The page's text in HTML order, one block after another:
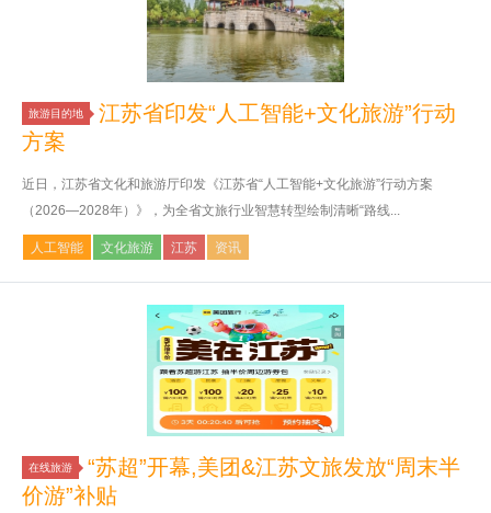
旅游目的地
江苏省印发“人工智能+文化旅游”行动
方案
近日，江苏省文化和旅游厅印发《江苏省“人工智能+文化旅游”行动方案
（2026—2028年）》，为全省文旅行业智慧转型绘制清晰“路线...
人工智能 文化旅游 江苏 资讯
在线旅游
“苏超”开幕,美团&江苏文旅发放“周末半
价游”补贴